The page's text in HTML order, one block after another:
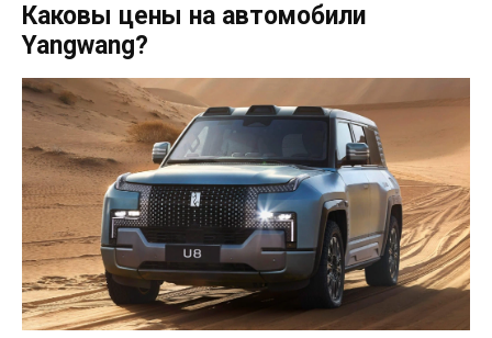
Каковы цены на автомобили
Yangwang?